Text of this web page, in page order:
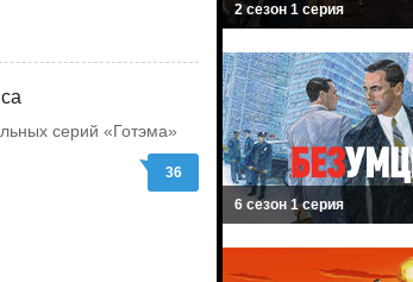
серий «Готэма»
36
2 сезон 1 серия
6 сезон 1 серия